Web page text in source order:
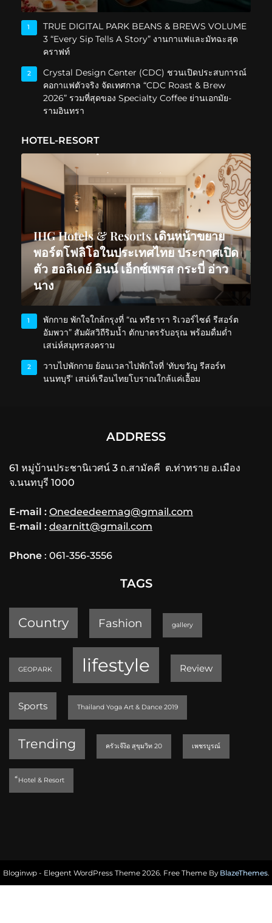
1
TRUE DIGITAL PARK BEANS & BREWS VOLUME
3 “Every Sip Tells A Story” งานกาแฟและมัทฉะสุด
คราฟท์
2
Crystal Design Center (CDC) ชวนเปิดประสบการณ์
คอกาแฟตัวจริง จัดเทศกาล “CDC Roast & Brew
2026” รวมที่สุดของ Specialty Coffee ย่านเอกมัย-
รามอินทรา
HOTEL-RESORT
IHG Hotels & Resorts เดินหน้าขยาย
พอร์ตโฟลิโอในประเทศไทย ประกาศเปิด
ตัว ฮอลิเดย์ อินน์ เอ็กซ์เพรส กระบี่ อ่าว
นาง
1
พักกาย พักใจใกล้กรุงที่ “ณ ทรีธารา ริเวอร์ไซด์ รีสอร์ต
อัมพวา” สัมผัสวิถีริมน้ำ ตักบาตรรับอรุณ พร้อมดื่มด่ำ
เสน่ห์สมุทรสงคราม
2
วาบไปพักกาย ย้อนเวลาไปพักใจที่ ‘ทับขวัญ รีสอร์ท
นนทบุรี’ เสน่ห์เรือนไทยโบราณใกล้แค่เอื้อม
ADDRESS
61 หมู่บ้านประชานิเวศน์ 3 ถ.สามัคคี ต.ท่าทราย อ.เมือง
จ.นนทบุรี 1000
E-mail : Onedeedeemag@gmail.com
E-mail : dearnitt@gmail.com
Phone : 061-356-3556
TAGS
Country Fashion gallery
GEOPARK lifestyle Review
Sports Thailand Yoga Art & Dance 2019
Trending ครัวเจ๊ง้อ สุขุมวิท 20 เพชรบูรณ์
็Hotel & Resort
Bloginwp - Elegent WordPress Theme 2026. Free Theme By BlazeThemes.